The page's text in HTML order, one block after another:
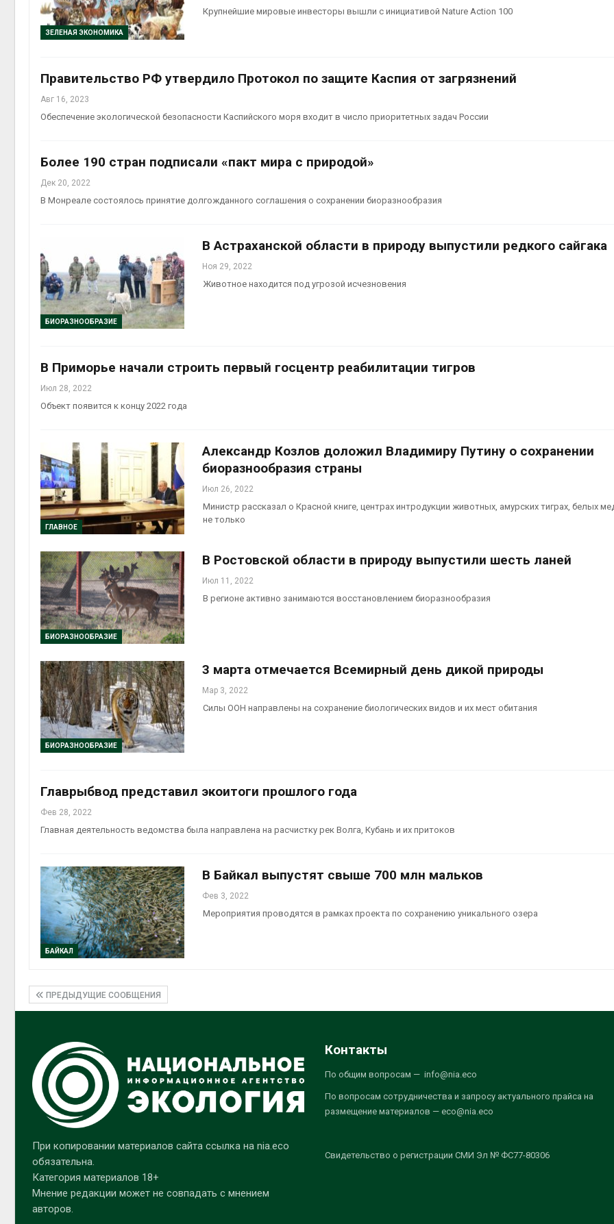
ЗЕЛЕНАЯ ЭКОНОМИКА
Крупнейшие мировые инвесторы вышли с инициативой Nature Action 100
Правительство РФ утвердило Протокол по защите Каспия от загрязнений
Авг 16, 2023
Обеспечение экологической безопасности Каспийского моря входит в число приоритетных задач России
Более 190 стран подписали «пакт мира с природой»
Дек 20, 2022
В Монреале состоялось принятие долгожданного соглашения о сохранении биоразнообразия
БИОРАЗНООБРАЗИЕ
В Астраханской области в природу выпустили редкого сайгака
Ноя 29, 2022
Животное находится под угрозой исчезновения
В Приморье начали строить первый госцентр реабилитации тигров
Июл 28, 2022
Объект появится к концу 2022 года
ГЛАВНОЕ
Александр Козлов доложил Владимиру Путину о сохранении
биоразнообразия страны
Июл 26, 2022
Министр рассказал о Красной книге, центрах интродукции животных, амурских тиграх, белых
не только
БИОРАЗНООБРАЗИЕ
В Ростовской области в природу выпустили шесть ланей
Июл 11, 2022
В регионе активно занимаются восстановлением биоразнообразия
БИОРАЗНООБРАЗИЕ
3 марта отмечается Всемирный день дикой природы
Мар 3, 2022
Силы ООН направлены на сохранение биологических видов и их мест обитания
Главрыбвод представил экоитоги прошлого года
Фев 28, 2022
Главная деятельность ведомства была направлена на расчистку рек Волга, Кубань и их притоков
БАЙКАЛ
В Байкал выпустят свыше 700 млн мальков
Фев 3, 2022
Мероприятия проводятся в рамках проекта по сохранению уникального озера
ПРЕДЫДУЩИЕ СООБЩЕНИЯ
При копировании материалов сайта ссылка на nia.eco
обязательна.
Категория материалов 18+
Мнение редакции может не совпадать с мнением
авторов.
Контакты
По общим вопросам — info@nia.eco
По вопросам сотрудничества и запросу актуального прайса на
размещение материалов — eco@nia.eco
Свидетельство о регистрации СМИ Эл № ФС77-80306